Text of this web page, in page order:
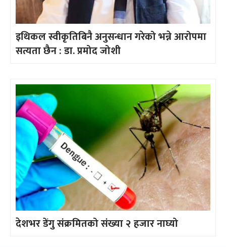
इथिकल स्वीकृतिबिनै अनुसन्धान गरेको भन्ने आरोपमा
सत्यता छैन : डा. प्रमोद जोशी
देशभर डेंगु संक्रमितको संख्या २ हजार नाघ्यो